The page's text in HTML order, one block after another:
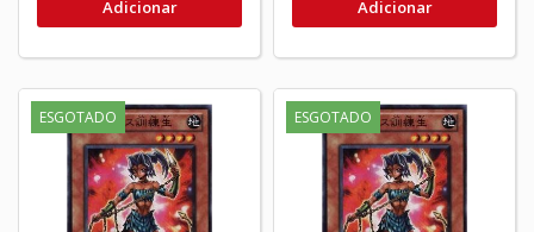
Adicionar Adicionar
ESGOTADO ESGOTADO